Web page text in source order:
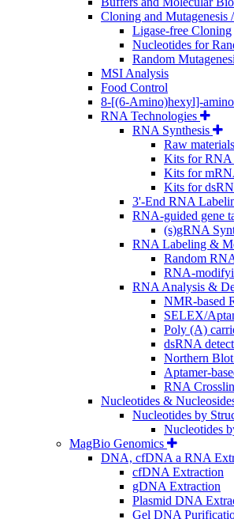
Cloning and Mutagenesis
Ligase-free Cloning
Nucleotides for
Random
MSI Analysis
Food Control
8-[(6-Amino)hexyl]-
RNA Technologies
RNA Synthesis
Raw
Kits for RNA
Kits for
Kits for
3'-End RNA
RNA-guided gene
(s)gRNA
RNA Labeling &
Random
RNA-
RNA Analysis &
NMR-based
SELEX/
Poly (A)
dsRNA
Northern
Aptamer-
RNA
Nucleotides &
Nucleotides by
Nucleotides
MagBio Genomics
DNA, cfDNA a RNA
cfDNA Extraction
gDNA Extraction
Plasmid DNA
Gel DNA